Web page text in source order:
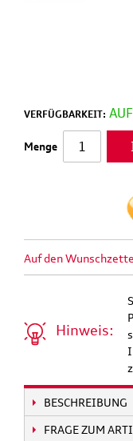
VERFÜGBARKEIT:
Menge
Auf den
Hinweis:
BESCHREIBUNG
FRAGE ZUM